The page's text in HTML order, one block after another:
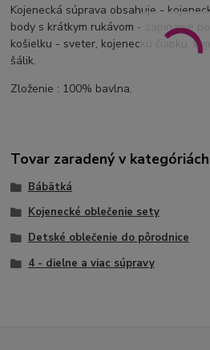
Kojenecká súprava obsahuje -
body s krátkym rukávom - zapínanie
košielku - sveter, kojeneckú čiapku,
šálik.
Zloženie : 100% bavlna.
Tovar zaradený v kategóriách
Bábätká
Kojenecké oblečenie sety
Detské oblečenie do pôrodnice
4 - dielne a viac súpravy